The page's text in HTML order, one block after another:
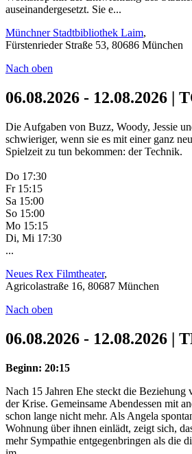
auseinandergesetzt. Sie e...
Münchner Stadtbibliothek Laim,
Fürstenrieder Straße 53, 80686 München
Nach oben
06.08.2026 - 12.08.2026 |
Die Aufgaben von Buzz, Woody, Jessie
schwieriger, wenn sie es mit einer ganz
Spielzeit zu tun bekommen: der Technik.
Do 17:30
Fr 15:15
Sa 15:00
So 15:00
Mo 15:15
Di, Mi 17:30
...
Neues Rex Filmtheater,
Agricolastraße 16, 80687 München
Nach oben
06.08.2026 - 12.08.2026 |
Beginn: 20:15
Nach 15 Jahren Ehe steckt die Beziehung
der Krise. Gemeinsame Abendessen mit
schon lange nicht mehr. Als Angela
Wohnung über ihnen einlädt, zeigt sich,
mehr Sympathie entgegenbringen als die